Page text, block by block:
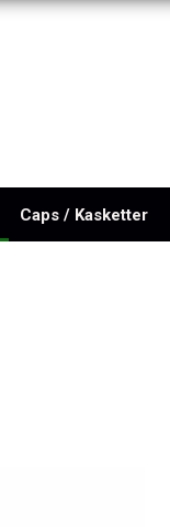
Caps / Kasketter